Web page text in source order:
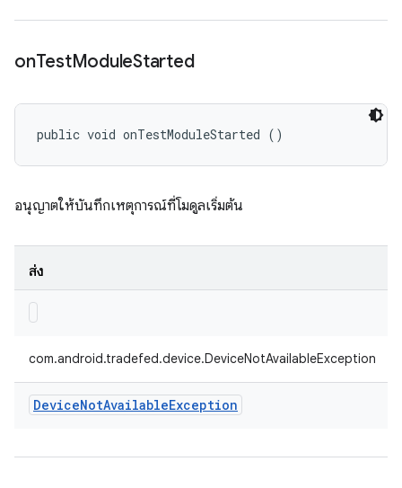
onTestModuleStarted
public void onTestModuleStarted ()
อนุญาตให้บันทึกเหตุการณ์ที่โมดูลเริ่มต้น
ส่ง
com.android.tradefed.device.DeviceNotAvailableException
DeviceNotAvailableException